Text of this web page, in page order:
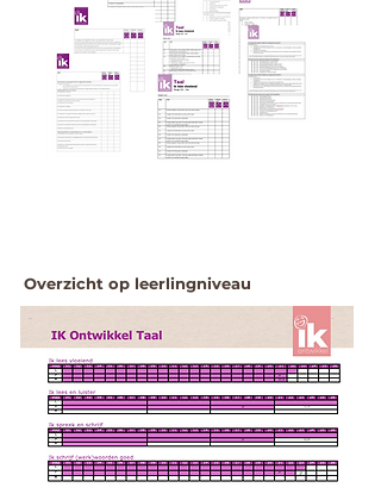
Overzicht op leerlingniveau